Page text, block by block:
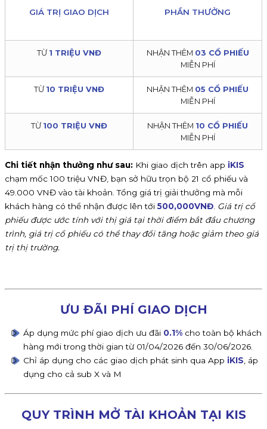
GIÁ TRỊ GIAO DỊCH PHẦN THƯỞNG
TỪ 1 TRIỆU VNĐ NHẬN THÊM 03 CỔ PHIẾU
MIỄN PHÍ
TỪ 10 TRIỆU VNĐ NHẬN THÊM 05 CỔ PHIẾU
MIỄN PHÍ
TỪ 100 TRIỆU VNĐ NHẬN THÊM 10 CỔ PHIẾU
MIỄN PHÍ
Chi tiết nhận thưởng như sau: Khi giao dịch trên app iKIS
chạm mốc 100 triệu VNĐ, bạn sở hữu trọn bộ 21 cổ phiếu và
49.000 VNĐ vào tài khoản. Tổng giá trị giải thưởng mà mỗi
khách hàng có thể nhận được lên tới500,000VNĐ Giá trị cổ
phiếu được ước tính với thị giá tại thời điểm bắt đầu chương
trình, giá trị cổ phiếu có thể thay đổi tăng hoặc giảm theo giá
trị thị trường.
ƯU ĐÃI PHÍ GIAO DỊCH
Áp dụng mức phí giao dịch ưu đãi 0.1%cho toàn bộ khách
hàng mới trong thời gian từ 01/04/2026 đến 30/06/2026.
Chỉ áp dụng cho các giao dịch phát sinh qua App iKIS , áp
dụng cho cả sub X và M
QUY TRÌNH MỞ TÀI KHOẢN TẠI KIS